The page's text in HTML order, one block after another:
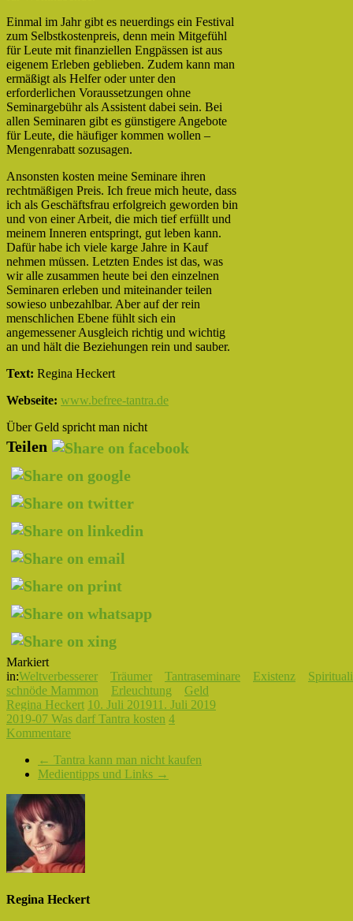
Einmal im Jahr gibt es neuerdings ein Festival
zum Selbstkostenpreis, denn mein Mitgefühl
für Leute mit finanziellen Engpässen ist aus
eigenem Erleben geblieben. Zudem kann man
ermäßigt als Helfer oder unter den
erforderlichen Voraussetzungen ohne
Seminargebühr als Assistent dabei sein. Bei
allen Seminaren gibt es günstigere Angebote
für Leute, die häufiger kommen wollen –
Mengenrabatt sozusagen.
Ansonsten kosten meine Seminare ihren
rechtmäßigen Preis. Ich freue mich heute, dass
ich als Geschäftsfrau erfolgreich geworden bin
und von einer Arbeit, die mich tief erfüllt und
meinem Inneren entspringt, gut leben kann.
Dafür habe ich viele karge Jahre in Kauf
nehmen müssen. Letzten Endes ist das, was
wir alle zusammen heute bei den einzelnen
Seminaren erleben und miteinander teilen
sowieso unbezahlbar. Aber auf der rein
menschlichen Ebene fühlt sich ein
angemessener Ausgleich richtig und wichtig
an und hält die Beziehungen rein und sauber.
Text: Regina Heckert
Webseite: www.befree-tantra.de
Über Geld spricht man nicht
Teilen
Markiert
in:Weltverbesserer Träumer Tantraseminare Existenz
schnöde Mammon
Erleuchtung
Geld
Regina Heckert 10. Juli 201911. Juli 2019
2019-07 Was darf Tantra kosten 4
Kommentare
← Tantra kann man nicht kaufen
Medientipps und Links →
Regina Heckert